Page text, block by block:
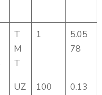
T
M
T
1
5.05
78
UZ
100
0.13